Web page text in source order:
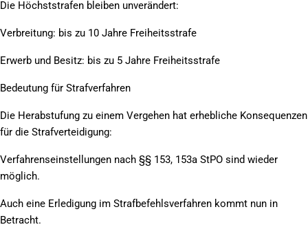
Die Höchststrafen bleiben unverändert:
Verbreitung: bis zu 10 Jahre Freiheitsstrafe
Erwerb und Besitz: bis zu 5 Jahre Freiheitsstrafe
Bedeutung für Strafverfahren
Die Herabstufung zu einem Vergehen hat erhebliche Konsequenzen
für die Strafverteidigung:
Verfahrenseinstellungen nach §§ 153, 153a StPO sind wieder
möglich.
Auch eine Erledigung im Strafbefehlsverfahren kommt nun in
Betracht.